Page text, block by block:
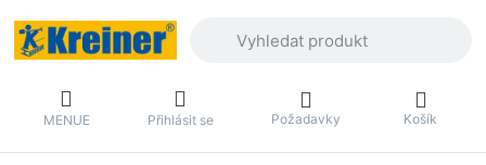
MENUE Přihlásit se Požadavky Košík